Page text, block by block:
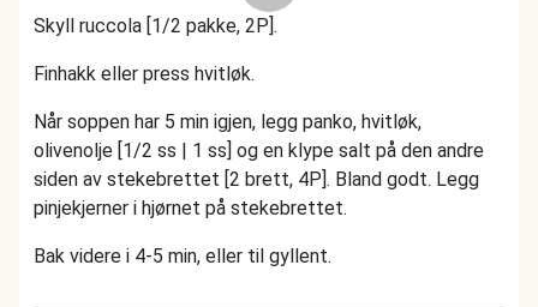
Skyll ruccola [1/2 pakke, 2P].
Finhakk eller press hvitløk.
Når soppen har 5 min igjen, legg panko, hvitløk,
olivenolje [1/2 ss | 1 ss] og en klype salt på den andre
siden av stekebrettet [2 brett, 4P]. Bland godt. Legg
pinjekjerner i hjørnet på stekebrettet.
Bak videre i 4-5 min, eller til gyllent.